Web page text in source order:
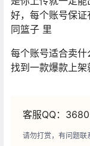
好，每个账号保
同篮子 里
每个账号适合卖
找到一款爆款上
客服QQ：
请勿打赏，有问题联